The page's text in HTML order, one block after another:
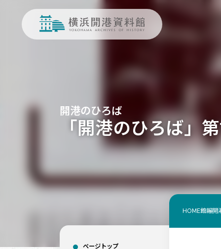
「開港のひろば」
開港のひろば
HOME館報開
ページトップ